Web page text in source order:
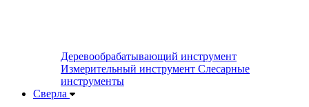
Деревообрабатывающий инструмент
Измерительный инструмент Слесарные
инструменты
Сверла